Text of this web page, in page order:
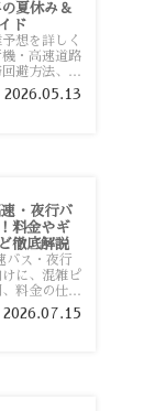
夏休み＆
ド
想を詳しく
・高速道路
避方法、混
交通手段別の
分かりやす
2026.05.13
速・夜行バ
料金やギ
徹底解説
バス・夜行
に、混雑ピ
料金の仕組
のコツ、直前
く解説しま
2026.07.15